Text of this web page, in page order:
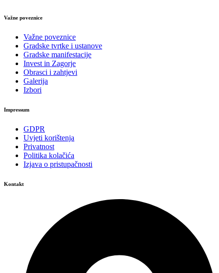
Važne poveznice
Važne poveznice
Gradske tvrtke i ustanove
Gradske manifestacije
Invest in Zagorje
Obrasci i zahtjevi
Galerija
Izbori
Impressum
GDPR
Uvjeti korištenja
Privatnost
Politika kolačića
Izjava o pristupačnosti
Kontakt